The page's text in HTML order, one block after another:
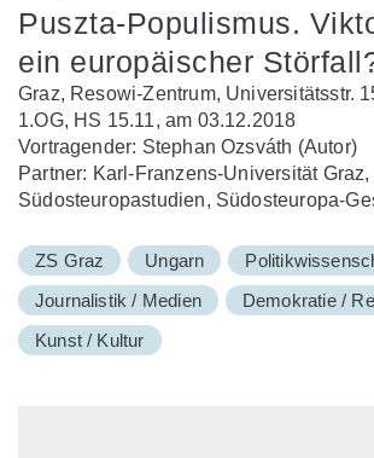
Puszta-Populismus.
ein europäischer
Graz, Resowi-Zentrum, Universitätsstr.
1.OG, HS 15.11, am 03.12.2018
Vortragender: Stephan Ozsváth (Autor)
Partner: Karl-Franzens-Universität
Südosteuropastudien, Südosteuropa-
ZS Graz Ungarn
Journalistik / Medien
Demokratie /
Kunst / Kultur